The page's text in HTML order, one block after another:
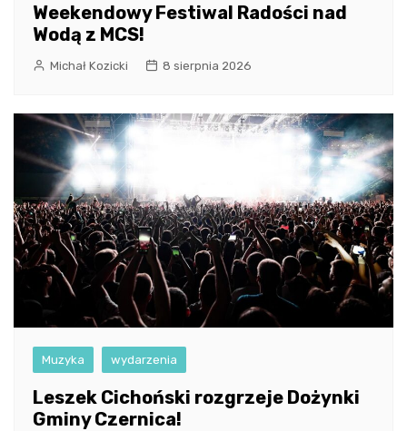
Weekendowy Festiwal Radości nad
Wodą z MCS!
Michał Kozicki 8 sierpnia 2026
Muzyka wydarzenia
Leszek Cichoński rozgrzeje Dożynki
Gminy Czernica!